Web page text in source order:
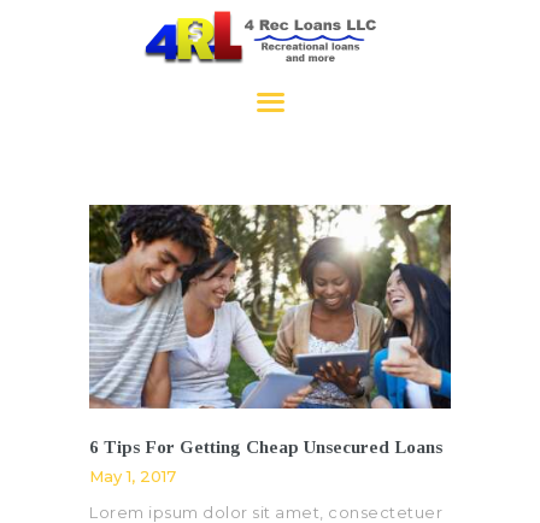
CONTACT
6 Tips For Getting Cheap Unsecured Loans
May 1, 2017
Lorem ipsum dolor sit amet, consectetuer